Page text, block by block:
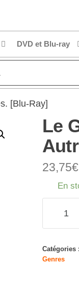
DVD et Blu-ray
[Blu-Ray]
Le
23,75€
En
Grand
Méchant
Catégories :
Genres